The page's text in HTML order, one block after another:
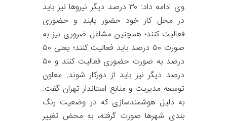
وی ادامه داد: ۳۰ درصد دیگر نیروها نیز باید
در محل کار خود حضور یابند و حضوری
فعالیت کنند؛ همچنین مشاغل ضروری نیز به
صورت ۵۰ درصد باید فعالیت کنند؛ یعنی ۵۰
درصد به صورت حضوری فعالیت کنند و ۵۰
درصد دیگر نیز باید از دورکار شوند. معاون
توسعه مدیریت و منابع استاندار تهران گفت:
به دلیل هوشمندسازی که در وضعیت رنگ
بندی شهرها صورت گرفته، به محض تغییر